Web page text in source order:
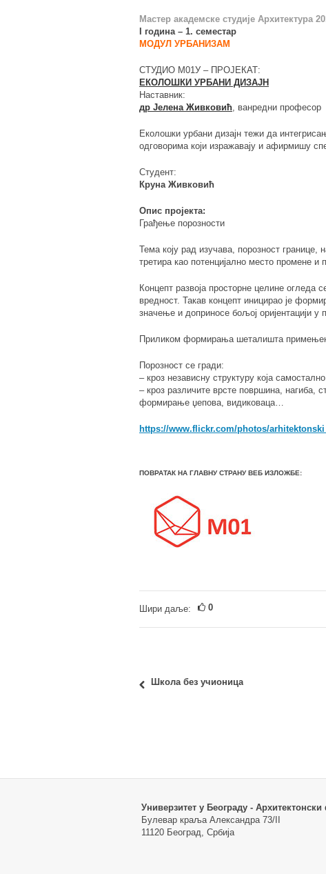
Мастер академске студије Архитектура
I година – 1. семестар
МОДУЛ УРБАНИЗАМ
СТУДИО М01У – ПРОЈЕКАТ:
ЕКОЛОШКИ УРБАНИ ДИЗАЈН
Наставник:
др Јелена Живковић , ванредни професор
Еколошки урбани дизајн тежи да
одговорима који изражавају и афирмишу
Студент:
Круна Живковић
Опис пројекта:
Грађење порозности
Тема коју рад изучава, порозност
третира као потенцијално место промене
Концепт развоја просторне целине
вредност. Такав концепт иницирао је
значење и доприносе бољој оријентацији у
Приликом формирања шеталишта
Порозност се гради:
– кроз независну структуру која
– кроз различите врсте површина, нагиба,
формирање џепова, видиковаца…
https://www.flickr.com/photos/
ПОВРАТАК НА ГЛАВНУ СТРАНУ ВЕБ ИЗЛОЖБЕ:
Шири даље: 0
Школа без учионица
Универзитет у Београду - Архитектонски
Булевар краља Александра 73/II
11120 Београд, Србија